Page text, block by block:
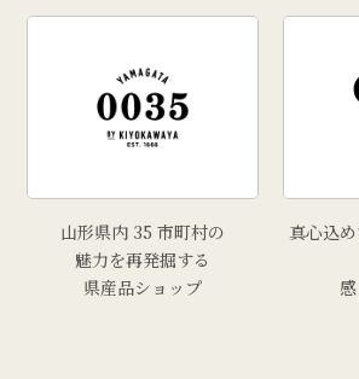
山形県内 35 市町村の
魅力を再発掘する
県産品ショップ
真心込